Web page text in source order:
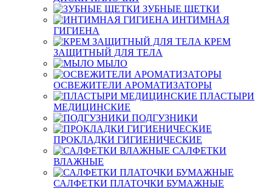
ЗУБНЫЕ ЩЕТКИ
ИНТИМНАЯ
ГИГИЕНА
КРЕМ
ЗАЩИТНЫЙ ДЛЯ ТЕЛА
МЫЛО
ОСВЕЖИТЕЛИ АРОМАТИЗАТОРЫ
ПЛАСТЫРИ
МЕДИЦИНСКИЕ
ПОДГУЗНИКИ
ПРОКЛАДКИ ГИГИЕНИЧЕСКИЕ
САЛФЕТКИ
ВЛАЖНЫЕ
САЛФЕТКИ ПЛАТОЧКИ БУМАЖНЫЕ